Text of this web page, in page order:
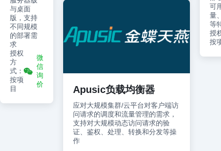
与桌面
版，支持
不同规模
的部署需
求
授权
方
式：
按项
目
微
信
询
价
Apusic负载均衡器
应对大规模集群/云平台对客户端访
问请求的调度和流量管理的需求，
支持对大规模动态访问请求的验
证、鉴权、处理、转换和分发等操
作
可
量
等
授
按